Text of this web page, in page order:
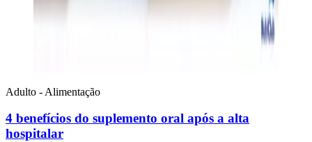
Adulto - Alimentação
4 benefícios do suplemento oral após a alta
hospitalar